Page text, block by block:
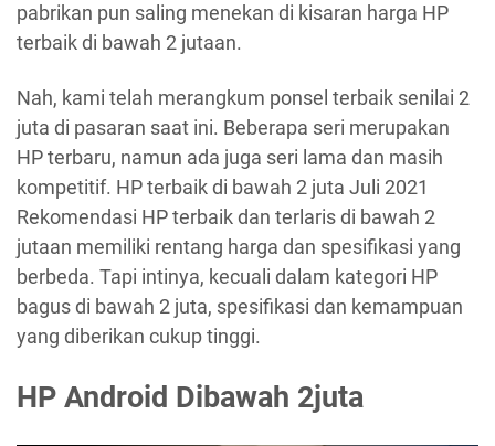
pabrikan pun saling menekan di kisaran harga HP
terbaik di bawah 2 jutaan.
Nah, kami telah merangkum ponsel terbaik senilai 2
juta di pasaran saat ini. Beberapa seri merupakan
HP terbaru, namun ada juga seri lama dan masih
kompetitif. HP terbaik di bawah 2 juta Juli 2021
Rekomendasi HP terbaik dan terlaris di bawah 2
jutaan memiliki rentang harga dan spesifikasi yang
berbeda. Tapi intinya, kecuali dalam kategori HP
bagus di bawah 2 juta, spesifikasi dan kemampuan
yang diberikan cukup tinggi.
HP Android Dibawah 2juta